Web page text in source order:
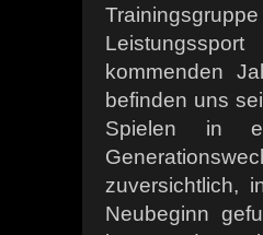
kommenden
befinden uns
Spielen in
zuversichtlich,
Neubeginn